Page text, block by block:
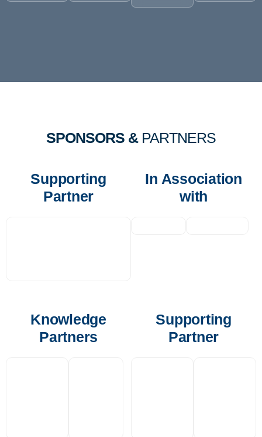
SPONSORS & PARTNERS
Supporting
Partner
In Association
with
Knowledge
Partners
Supporting
Partner